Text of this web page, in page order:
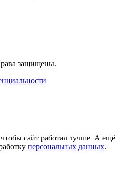
защищены.
чтобы сайт работал лучше. А ещё
персональных данных.